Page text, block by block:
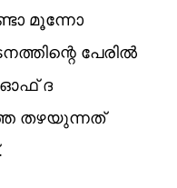
മൂന്നോ
പേരില്‍
ഓഫ് ദ
തഴയുന്നത്